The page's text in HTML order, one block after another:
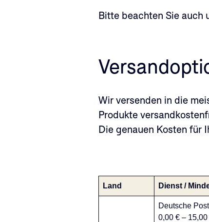
Bitte beachten Sie auch
Wir versenden in die
Produkte
Die genauen Kosten für
Land Dienst /
Deutsche Post
0,00 € – 15,00